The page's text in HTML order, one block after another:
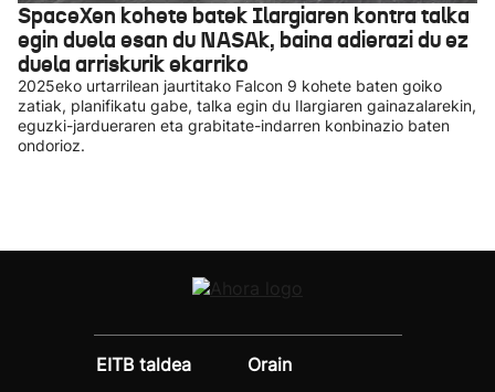
SpaceXen kohete batek Ilargiaren kontra talka
egin duela esan du NASAk, baina adierazi du ez
duela arriskurik ekarriko
2025eko urtarrilean jaurtitako Falcon 9 kohete baten goiko
zatiak, planifikatu gabe, talka egin du Ilargiaren gainazalarekin,
eguzki-jardueraren eta grabitate-indarren konbinazio baten
ondorioz.
EITB taldea
Orain